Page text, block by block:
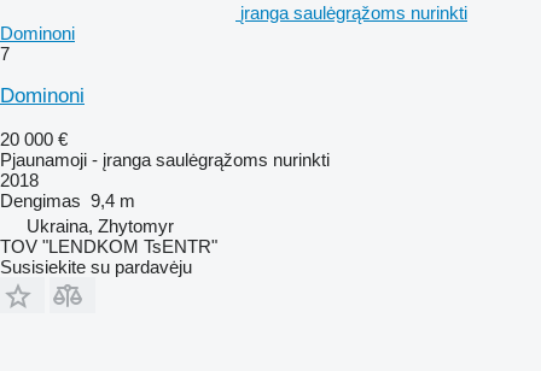
įranga saulėgrąžoms nurinkti
Dominoni
7
Dominoni
20 000 €
Pjaunamoji - įranga saulėgrąžoms nurinkti
2018
Dengimas 9,4 m
Ukraina, Zhytomyr
TOV "LENDKOM TsENTR"
Susisiekite su pardavėju